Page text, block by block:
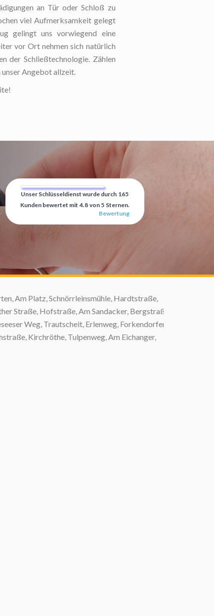
an Tür oder Schloß zu
viel Aufmerksamkeit gelegt
gelingt uns vorwiegend eine
vor Ort nehmen sich natürlich
der Schließtechnologie. Zählen
unser Angebot allzeit.
Unser Schlüsseldienst wurde durch 165
Kunden bewertet mit 4.8 von 5 Sternen.
Bewertung
Am Platz, Schnörrleinsmühle, Hardtstraße,
Straße, Hofstraße, Am Sandacker, Bergstraße,
Weg, Trautscheit, Erlenweg, Forkendorfer
Kirchröthe, Tulpenweg, Am Eichanger,